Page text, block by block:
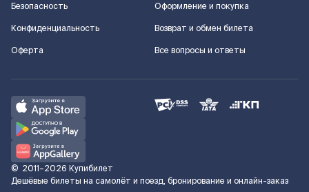
Безопасность
Конфиденциальность
Оферта
Оформление и покупка
Возврат и обмен билета
Все вопросы и ответы
© 2011–2026 Купибилет
Дешёвые билеты на самолёт и поезд, бронирование и онлайн-заказ